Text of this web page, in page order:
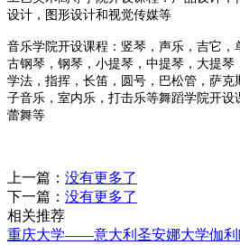
设计，图形设计和视觉传媒等
音乐学院开设课程：竖琴，声乐，吉它，
古钢琴，钢琴，小提琴，中提琴，大提琴
学法，指挥，长笛，圆号，巴松管，萨克
子音乐，室内乐，打击乐等舞蹈学院开设
蕾舞等
上一篇： 没有更多了
下一篇： 没有更多了
相关推荐
重庆大学——意大利圣安娜大学伽利